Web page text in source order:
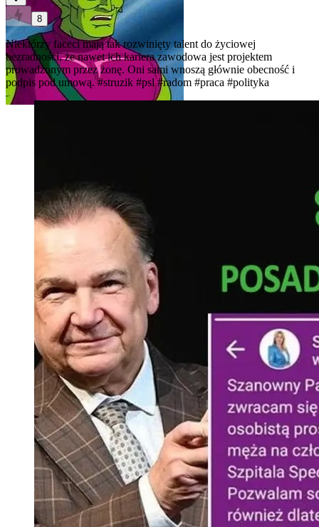
8
Niektórzy faceci mają tak rozwinięty talent do życiowej
bezradności, że nawet ich kariera zawodowa jest projektem
prowadzonym przez żonę. Oni sami wnoszą głównie obecność i
podpis pod umową.#struzik #psl #radom #praca #polityka